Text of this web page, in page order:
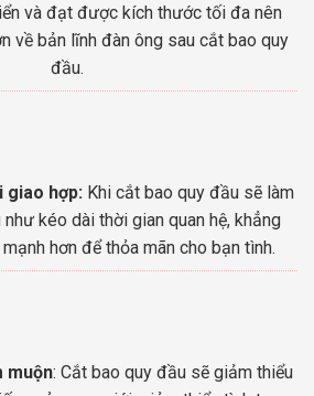
và đạt được kích thước tối đa nên
về bản lĩnh đàn ông sau cắt bao quy
đầu.
giao hợp: Khi cắt bao quy đầu sẽ làm
kéo dài thời gian quan hệ, khẳng
hơn để thỏa mãn cho bạn tình.
muộn: Cắt bao quy đầu sẽ giảm thiểu